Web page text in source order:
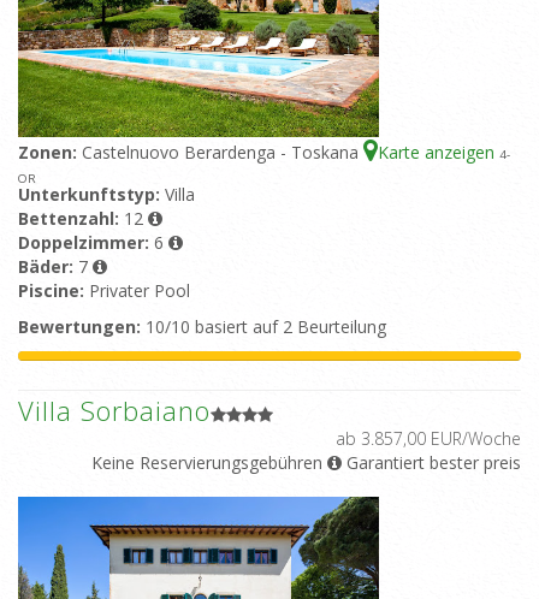
Zonen: Castelnuovo Berardenga - Toskana Karte anzeigen 4-
OR
Unterkunftstyp: Villa
Bettenzahl: 12
Doppelzimmer: 6
Bäder: 7
Piscine: Privater Pool
Bewertungen: 10/10 basiert auf 2 Beurteilung
Villa Sorbaiano
ab 3.857,00 EUR/Woche
Keine Reservierungsgebühren
Garantiert bester preis